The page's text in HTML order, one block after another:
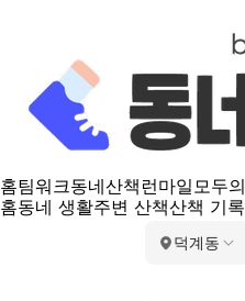
홈팀워크동네산책 런마일모두
홈동네 생활주변 산책산책 기록
덕계동